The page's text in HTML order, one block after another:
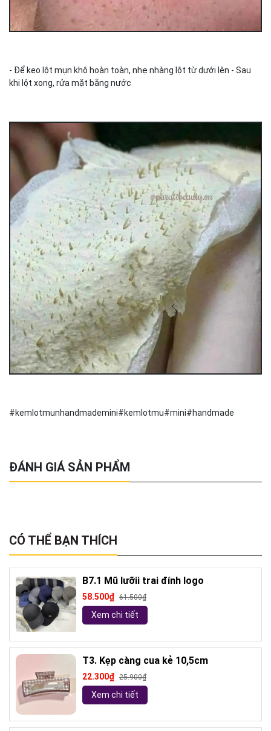
- Để keo lột mụn khô hoàn toàn, nhẹ nhàng lột từ dưới lên - Sau
khi lột xong, rửa mặt bằng nước
#kemlotmunhandmademini#kemlotmu#mini#handmade
ĐÁNH GIÁ SẢN PHẨM
CÓ THỂ BẠN THÍCH
B7.1 Mũ lưỡii trai đính logo
58.500₫ 61.500₫
Xem chi tiết
T3. Kẹp càng cua kẻ 10,5cm
22.300₫ 25.900₫
Xem chi tiết